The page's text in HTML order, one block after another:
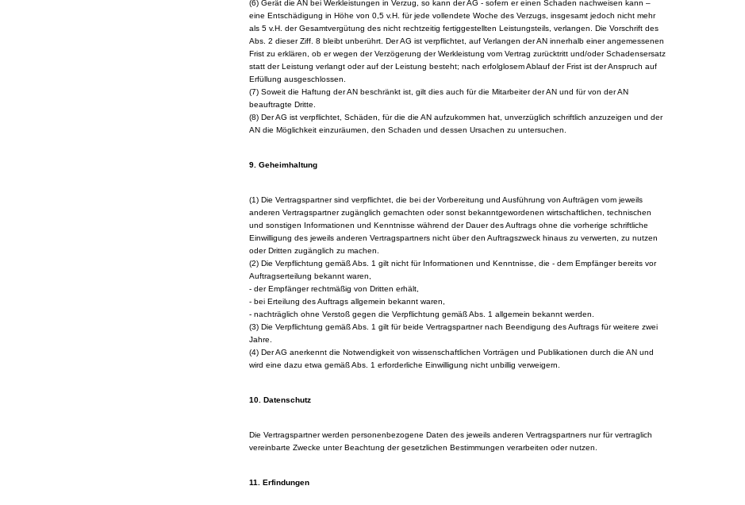
(6) Gerät die AN bei Werkleistungen in Verzug, so kann der AG - sofern er einen Schaden nachweisen kann –
eine Entschädigung in Höhe von 0,5 v.H. für jede vollendete Woche des Verzugs, insgesamt jedoch nicht mehr
als 5 v.H. der Gesamtvergütung des nicht rechtzeitig fertiggestellten Leistungsteils, verlangen. Die Vorschrift des
Abs. 2 dieser Ziff. 8 bleibt unberührt. Der AG ist verpflichtet, auf Verlangen der AN innerhalb einer angemessenen
Frist zu erklären, ob er wegen der Verzögerung der Werkleistung vom Vertrag zurücktritt und/oder Schadensersatz
statt der Leistung verlangt oder auf der Leistung besteht; nach erfolglosem Ablauf der Frist ist der Anspruch auf
Erfüllung ausgeschlossen.
(7) Soweit die Haftung der AN beschränkt ist, gilt dies auch für die Mitarbeiter der AN und für von der AN
beauftragte Dritte.
(8) Der AG ist verpflichtet, Schäden, für die die AN aufzukommen hat, unverzüglich schriftlich anzuzeigen und der
AN die Möglichkeit einzuräumen, den Schaden und dessen Ursachen zu untersuchen.
9. Geheimhaltung
(1) Die Vertragspartner sind verpflichtet, die bei der Vorbereitung und Ausführung von Aufträgen vom jeweils
anderen Vertragspartner zugänglich gemachten oder sonst bekanntgewordenen wirtschaftlichen, technischen
und sonstigen Informationen und Kenntnisse während der Dauer des Auftrags ohne die vorherige schriftliche
Einwilligung des jeweils anderen Vertragspartners nicht über den Auftragszweck hinaus zu verwerten, zu nutzen
oder Dritten zugänglich zu machen.
(2) Die Verpflichtung gemäß Abs. 1 gilt nicht für Informationen und Kenntnisse, die - dem Empfänger bereits vor
Auftragserteilung bekannt waren,
- der Empfänger rechtmäßig von Dritten erhält,
- bei Erteilung des Auftrags allgemein bekannt waren,
- nachträglich ohne Verstoß gegen die Verpflichtung gemäß Abs. 1 allgemein bekannt werden.
(3) Die Verpflichtung gemäß Abs. 1 gilt für beide Vertragspartner nach Beendigung des Auftrags für weitere zwei
Jahre.
(4) Der AG anerkennt die Notwendigkeit von wissenschaftlichen Vorträgen und Publikationen durch die AN und
wird eine dazu etwa gemäß Abs. 1 erforderliche Einwilligung nicht unbillig verweigern.
10. Datenschutz
Die Vertragspartner werden personenbezogene Daten des jeweils anderen Vertragspartners nur für vertraglich
vereinbarte Zwecke unter Beachtung der gesetzlichen Bestimmungen verarbeiten oder nutzen.
11. Erfindungen